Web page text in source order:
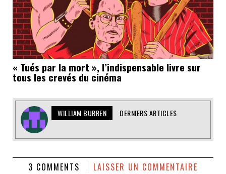
« Tués par la mort », l’indispensable livre sur
tous les crevés du cinéma
WILLIAM BURREN DERNIERS ARTICLES
3 COMMENTS LAISSER UN COMMENTAIRE